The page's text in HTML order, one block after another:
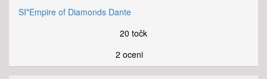
SI*Empire of Diamonds Dante
20 točk
2 oceni